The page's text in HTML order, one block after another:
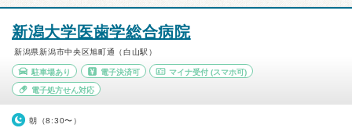
新潟大学医歯学総合病院
新潟県新潟市中央区旭町通（白山駅）
駐車場あり 電子決済可 マイナ受付 (スマホ可)
電子処方せん対応
朝（8:30〜）